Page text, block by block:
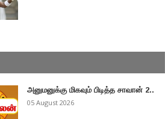
அனுமனுக்கு மிகவும் பிடித்த சாவான் 2..
05 August 2026